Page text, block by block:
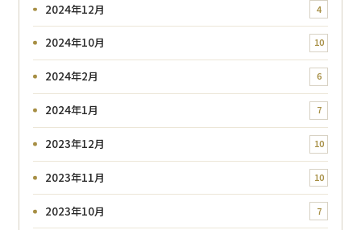
2024年12月 4
2024年10月 10
2024年2月 6
2024年1月 7
2023年12月 10
2023年11月 10
2023年10月 7